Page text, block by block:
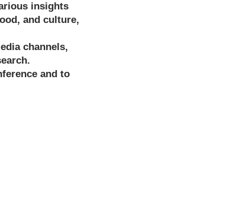
insights
and culture,
channels,
and to